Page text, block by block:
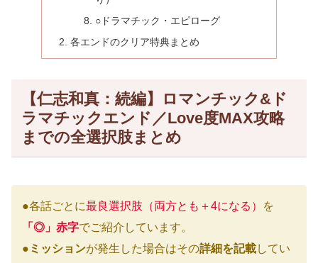
○ドラマチック・エピローグ
各エンドのクリア特典まとめ
【仁志和真：続編】ロマンチック&ド
ラマチックエンド／Love度MAX攻略
までの全選択肢まとめ
●各話ごとに最良選択肢（両方とも＋4になる）
を
「◎」赤字でご紹介しています。
● ミッションが発生した場合はその詳細を記載してい